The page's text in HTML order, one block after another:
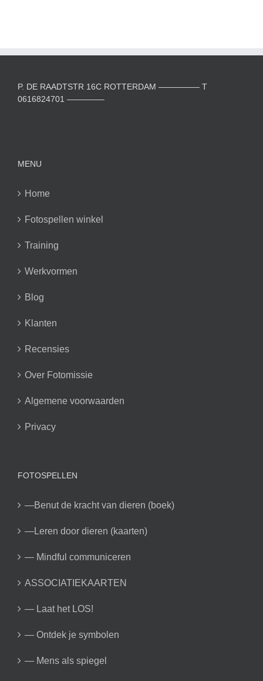
P. DE RAADTSTR 16C ROTTERDAM ————— T
0616824701 ————–
MENU
Home
Fotospellen winkel
Training
Werkvormen
Blog
Klanten
Recensies
Over Fotomissie
Algemene voorwaarden
Privacy
FOTOSPELLEN
—Benut de kracht van dieren (boek)
—Leren door dieren (kaarten)
— Mindful communiceren
ASSOCIATIEKAARTEN
— Laat het LOS!
— Ontdek je symbolen
— Mens als spiegel